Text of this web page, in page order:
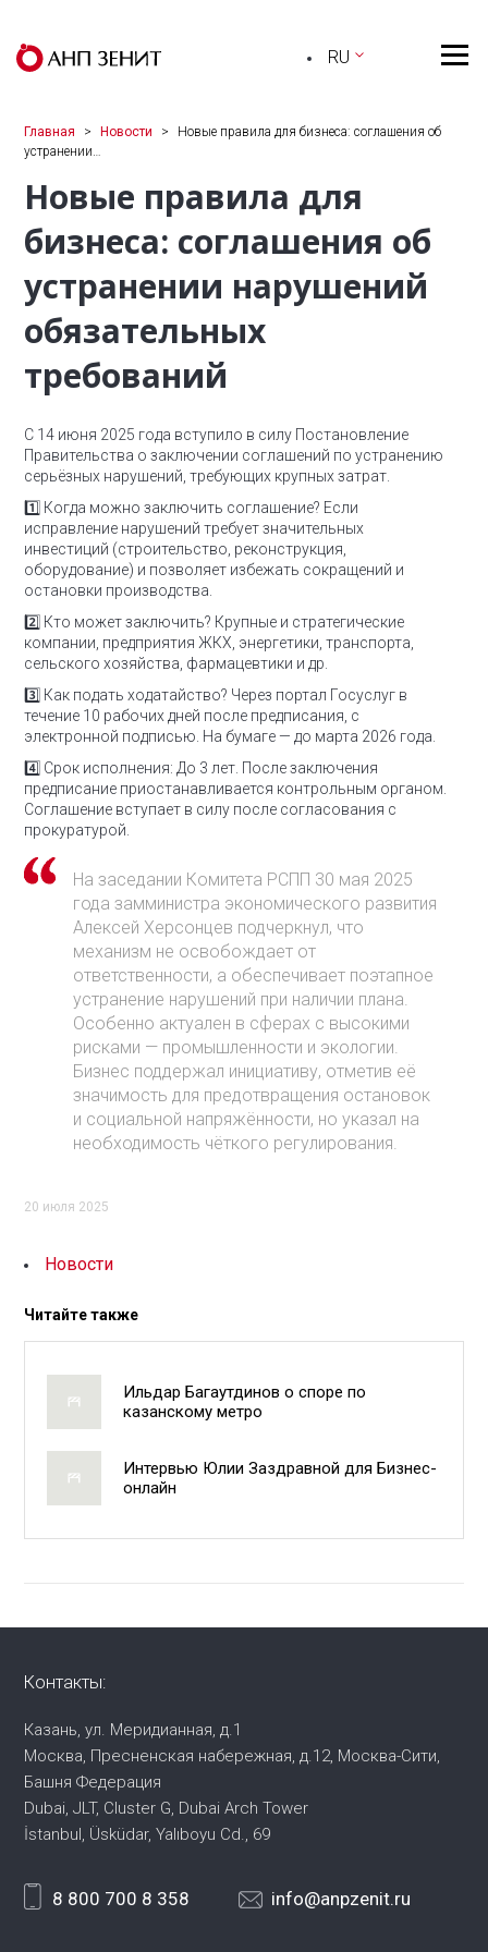
RU
Главная Новости
Новые правила для бизнеса: соглашения об
устранении…
Новые правила для
бизнеса: соглашения об
устранении нарушений
обязательных
требований
С 14 июня 2025 года вступило в силу Постановление
Правительства о заключении соглашений по устранению
серьёзных нарушений, требующих крупных затрат.
1️⃣ Когда можно заключить соглашение? Если
исправление нарушений требует значительных
инвестиций (строительство, реконструкция,
оборудование) и позволяет избежать сокращений и
остановки производства.
2️⃣ Кто может заключить? Крупные и стратегические
компании, предприятия ЖКХ, энергетики, транспорта,
сельского хозяйства, фармацевтики и др.
3️⃣ Как подать ходатайство? Через портал Госуслуг в
течение 10 рабочих дней после предписания, с
электронной подписью. На бумаге — до марта 2026 года.
4️⃣ Срок исполнения: До 3 лет. После заключения
предписание приостанавливается контрольным органом.
Соглашение вступает в силу после согласования с
прокуратурой.
На заседании Комитета РСПП 30 мая 2025
года замминистра экономического развития
Алексей Херсонцев подчеркнул, что
механизм не освобождает от
ответственности, а обеспечивает поэтапное
устранение нарушений при наличии плана.
Особенно актуален в сферах с высокими
рисками — промышленности и экологии.
Бизнес поддержал инициативу, отметив её
значимость для предотвращения остановок
и социальной напряжённости, но указал на
необходимость чёткого регулирования.
20 июля 2025
Новости
Читайте также
Ильдар Багаутдинов о споре по
казанскому метро
Интервью Юлии Заздравной для Бизнес-
онлайн
Контакты:
Казань, ул. Меридианная, д.1
Москва, Пресненская набережная, д.12, Москва-Сити,
Башня Федерация
Dubai, JLT, Cluster G, Dubai Arch Tower
İstanbul, Üsküdar, Yalıboyu Cd., 69
8 800 700 8 358 info@anpzenit.ru